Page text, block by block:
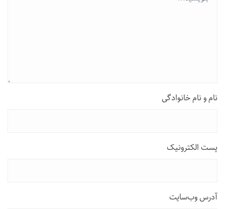
نام و نام خانوادگی
پست الکترونیک
آدرس وب‌سایت